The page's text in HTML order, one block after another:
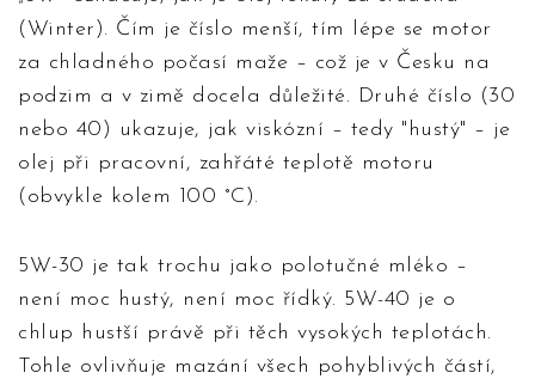
(Winter). Čím je číslo menší, tím lépe se motor
za chladného počasí maže – což je v Česku na
podzim a v zimě docela důležité. Druhé číslo (30
nebo 40) ukazuje, jak viskózní – tedy "hustý" – je
olej při pracovní, zahřáté teplotě motoru
(obvykle kolem 100 °C).
5W-30 je tak trochu jako polotučné mléko –
není moc hustý, není moc řídký. 5W-40 je o
chlup hustší právě při těch vysokých teplotách.
Tohle ovlivňuje mazání všech pohyblivých částí,